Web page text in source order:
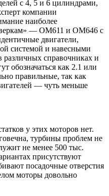
с 4, 5 и 6 цилиндрами,
компании
наиболее
— OM611 и OM646 с
двигатели,
системой и навесными
различных справочниках и
обозначаться как 2.1 или
правильные, так как
— чуть меньше
у этих моторов нет.
турбины проблем не
не менее 500 тыс.
присутствуют
посадочные отверстия
моторы довольно